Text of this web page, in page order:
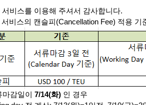
7일이후부터 정정할 경우 국내 정정비용
이후 정정하시면 도착지 정정비용 발생됩
& DEMURRAGE 10일 입니다.
며, INVOICE 탭에서 MB/L NO에 B/L 번
는 외화로, 원화 인보이스는  원화로 반드
으로 계산서가 발행되며,  분할 계산서 요
서비스를 이용해 주셔서 감사합니다.
비스의 캔슬피(Cancellation Fee) 적용
마감일이 7/14(화) 인 경우